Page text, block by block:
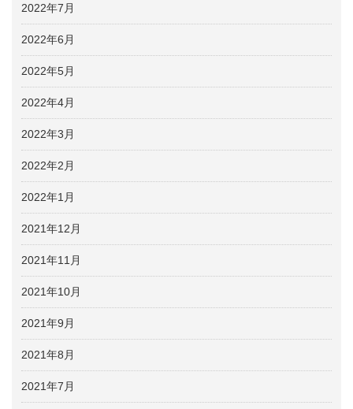
2022年7月
2022年6月
2022年5月
2022年4月
2022年3月
2022年2月
2022年1月
2021年12月
2021年11月
2021年10月
2021年9月
2021年8月
2021年7月